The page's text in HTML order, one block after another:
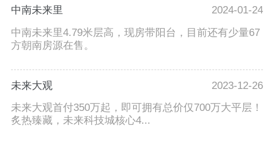
中南未来里
2024-01-24
中南未来里4.79米层高，现房带阳台，目前还有少量67
方朝南房源在售。
未来大观
2023-12-26
未来大观首付350万起，即可拥有总价仅700万大平层！
炙热臻藏，未来科技城核心4...